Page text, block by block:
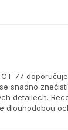
77
snadno
detailech.
dlouhodobou